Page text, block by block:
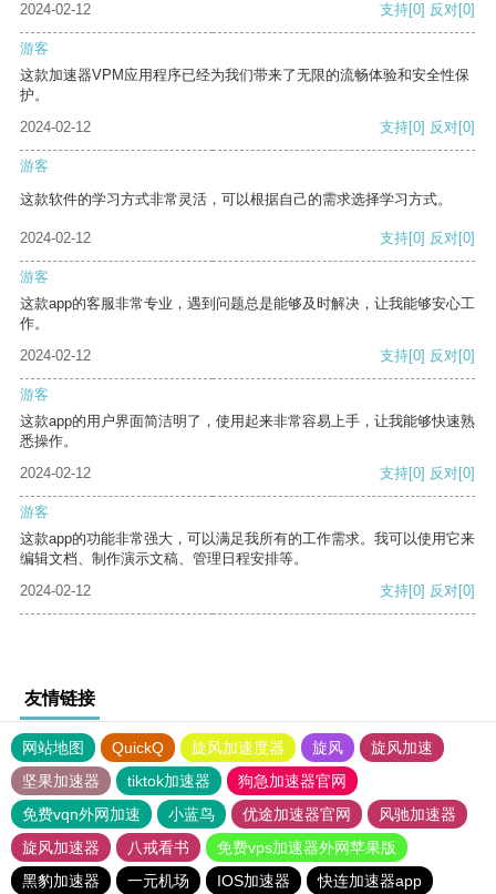
2024-02-12 支持[0] 反对[0]
游客
这款加速器VPM应用程序已经为我们带来了无限的流畅体验和安全性保
护。
2024-02-12
支持[0] 反对[0]
游客
这款软件的学习方式非常灵活，可以根据自己的需求选择学习方式。
2024-02-12 支持[0] 反对[0]
游客
这款app的客服非常专业，遇到问题总是能够及时解决，让我能够安心工
作。
2024-02-12
支持[0] 反对[0]
游客
这款app的用户界面简洁明了，使用起来非常容易上手，让我能够快速熟
悉操作。
2024-02-12
支持[0] 反对[0]
游客
这款app的功能非常强大，可以满足我所有的工作需求。我可以使用它来
编辑文档、制作演示文稿、管理日程安排等。
2024-02-12
支持[0] 反对[0]
友情链接
网站地图 QuickQ 旋风加速度器 旋风
旋风加速
坚果加速器
tiktok加速器
狗急加速器官网
免费vqn外网加速
小蓝鸟 优途加速器官网
风驰加速器
旋风加速器
八戒看书
免费vps加速器外网苹果版
黑豹加速器
一元机场 IOS加速器 快连加速器app